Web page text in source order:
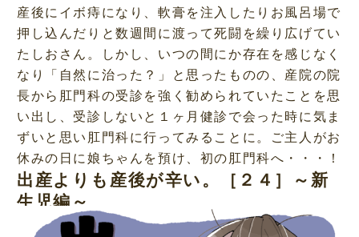
産後にイボ痔になり、軟膏を注入したりお風呂場で
押し込んだりと数週間に渡って死闘を繰り広げてい
たしおさん。しかし、いつの間にか存在を感じなく
なり「自然に治った？」と思ったものの、産院の院
長から肛門科の受診を強く勧められていたことを思
い出し、受診しないと１ヶ月健診で会った時に気ま
ずいと思い肛門科に行ってみることに。ご主人がお
休みの日に娘ちゃんを預け、初の肛門科へ・・・！
出産よりも産後が辛い。［２４］～新
生児編～